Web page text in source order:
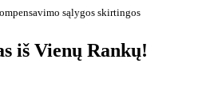
sąlygos skirtingos
iš Vienų Rankų!